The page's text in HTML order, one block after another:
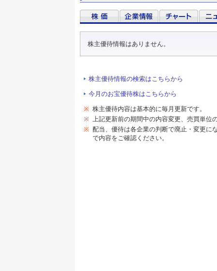
株主優待情報はありません。
株主優待情報の検索はこちらから
今月のお宝優待株はこちらから
※ 株主優待内容は基本的に毎月更新です。
※ 上記更新前の期間中の内容変更、売買単位
※ 配当、優待は各企業の判断で廃止・変更に
で内容をご確認ください。